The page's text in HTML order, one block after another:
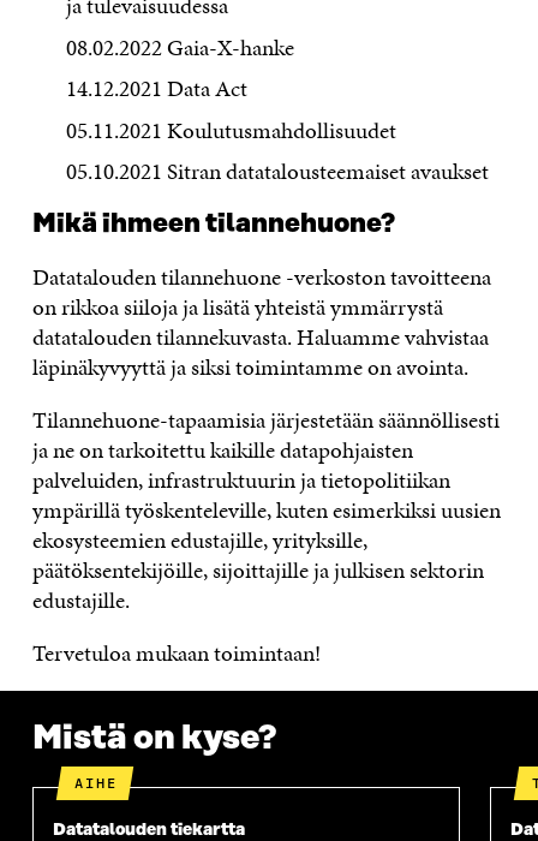
08.02.2022 Gaia-X-hanke
14.12.2021 Data Act
05.11.2021 Koulutusmahdollisuudet
05.10.2021 Sitran datatalousteemaiset avaukset
Mikä ihmeen tilannehuone?
Datatalouden tilannehuone -verkoston tavoitteena
on rikkoa siiloja ja lisätä yhteistä ymmärrystä
datatalouden tilannekuvasta. Haluamme vahvistaa
läpinäkyvyyttä ja siksi toimintamme on avointa.
Tilannehuone-tapaamisia järjestetään säännöllisesti
ja ne on tarkoitettu kaikille datapohjaisten
palveluiden, infrastruktuurin ja tietopolitiikan
ympärillä työskenteleville, kuten esimerkiksi uusien
ekosysteemien edustajille, yrityksille,
päätöksentekijöille, sijoittajille ja julkisen sektorin
edustajille.
Tervetuloa mukaan toimintaan!
Mistä on kyse?
AIHE
Datatalouden tiekartta